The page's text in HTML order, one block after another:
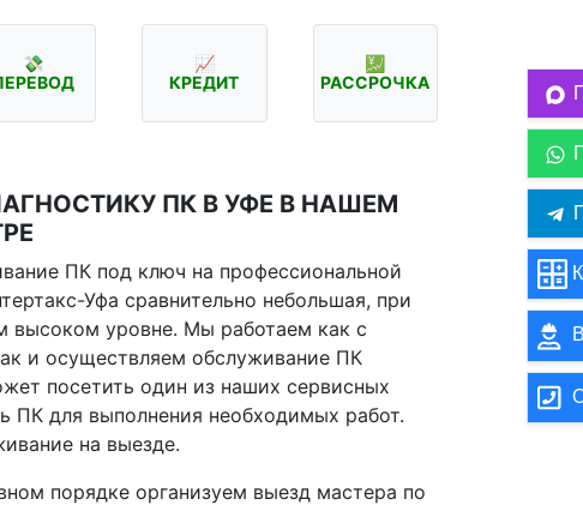
💸
📈
КРЕДИТ
💹
РАССРОЧКА
ПК В УФЕ В НАШЕМ
ПК под ключ на профессиональной
Уфа сравнительно небольшая, при
высоком уровне. Мы работаем как с
и осуществляем обслуживание ПК
посетить один из наших сервисных
ПК для выполнения необходимых работ.
на выезде.
порядке организуем выезд мастера по